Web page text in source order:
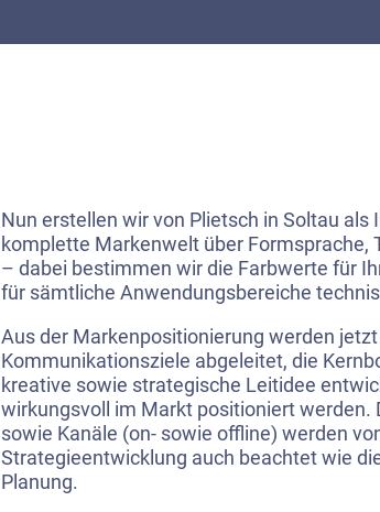
Nun erstellen wir von Plietsch in Soltau als
komplette Markenwelt über Formsprache,
– dabei bestimmen wir die Farbwerte für
für sämtliche Anwendungsbereiche
Aus der Markenpositionierung werden
Kommunikationsziele abgeleitet, die
kreative sowie strategische Leitidee
wirkungsvoll im Markt positioniert werden.
sowie Kanäle (on- sowie offline) werden
Strategieentwicklung auch beachtet wie
Planung.